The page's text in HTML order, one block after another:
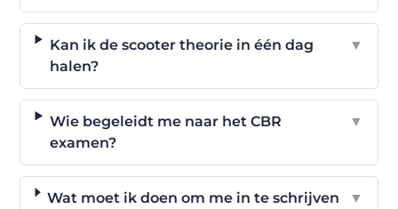
Kan ik de scooter theorie in één dag
halen?
▼
Wie begeleidt me naar het CBR
examen?
▼
Wat moet ik doen om me in te schrijven
▼